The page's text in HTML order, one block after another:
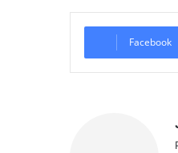
Facebook